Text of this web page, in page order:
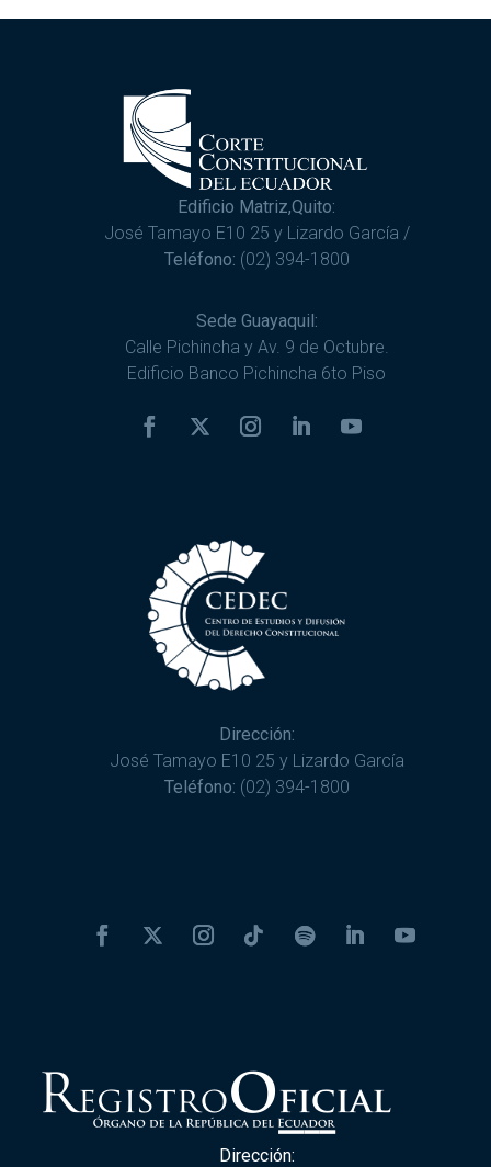
Edificio Matriz,Quito:
José Tamayo E10 25 y Lizardo García /
Teléfono: (02) 394-1800
Sede Guayaquil:
Calle Pichincha y Av. 9 de Octubre.
Edificio Banco Pichincha 6to Piso
Dirección:
José Tamayo E10 25 y Lizardo García
Teléfono: (02) 394-1800
Dirección: